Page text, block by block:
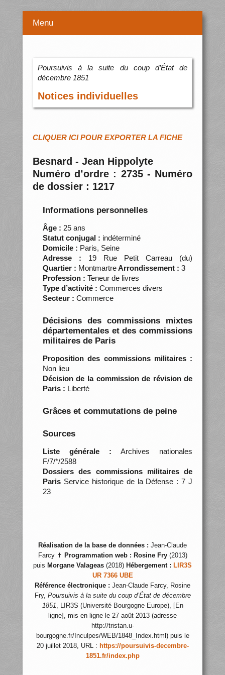
Menu
Poursuivis à la suite du coup d’État de
décembre 1851
Notices individuelles
CLIQUER ICI POUR EXPORTER LA FICHE
Besnard - Jean Hippolyte
Numéro d’ordre : 2735 - Numéro
de dossier : 1217
Informations personnelles
Âge : 25 ans
Statut conjugal : indéterminé
Domicile : Paris, Seine
Adresse : 19 Rue Petit Carreau (du)
Quartier : MontmartreArrondissement : 3
Profession : Teneur de livres
Type d’activité : Commerces divers
Secteur : Commerce
Décisions des commissions mixtes
départementales et des commissions
militaires de Paris
Proposition des commissions militaires :
Non lieu
Décision de la commission de révision de
Paris : Liberté
Grâces et commutations de peine
Sources
Liste générale : Archives nationales
F/7/*/2588
Dossiers des commissions militaires de
ParisService historique de la Défense : 7 J
23
Réalisation de la base de données : Jean-Claude
Farcy ✝ Programmation web : Rosine Fry(2013)
puis Morgane Valageas (2018) Hébergement : LIR3S
UR 7366 UBE
Référence électronique : Jean-Claude Farcy, Rosine
Fry, Poursuivis à la suite du coup d’État de décembre
1851, LIR3S (Université Bourgogne Europe), [En
ligne], mis en ligne le 27 août 2013 (adresse
http://tristan.u-
bourgogne.fr/Inculpes/WEB/1848_Index.html) puis le
20 juillet 2018, URL : https://poursuivis-decembre-
1851.fr/index.php